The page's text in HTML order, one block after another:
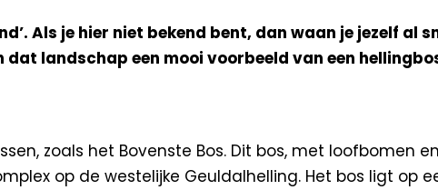
Als je hier niet bekend bent, dan waan je jezelf al
dat landschap een mooi voorbeeld van een
zoals het Bovenste Bos. Dit bos, met loofbomen
op de westelijke Geuldalhelling. Het bos ligt op